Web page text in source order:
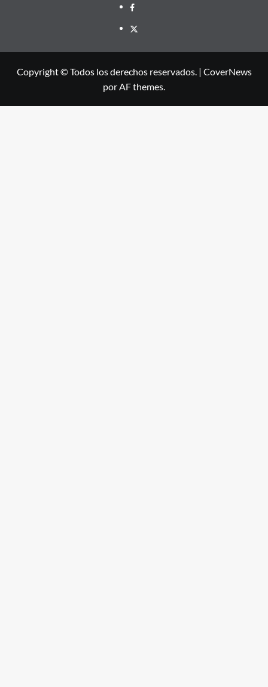
Facebook
X
Copyright © Todos los derechos reservados. | CoverNews
por AF themes.